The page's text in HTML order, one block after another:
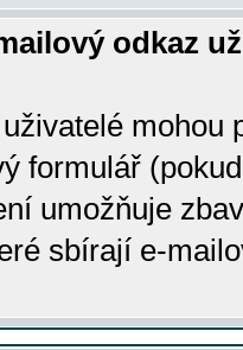
odkaz
mohou
formulář
umožňuje
sbírají e-